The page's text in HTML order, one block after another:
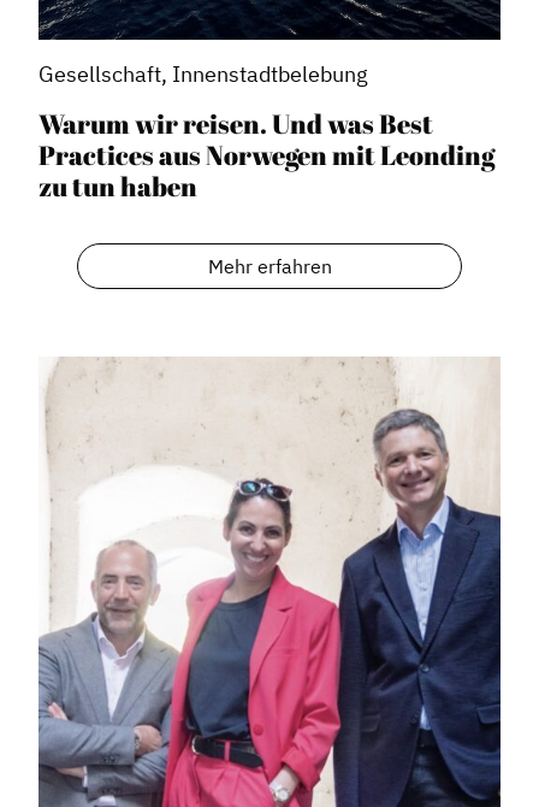
Gesellschaft, Innenstadtbelebung
Warum wir reisen. Und was Best
Practices aus Norwegen mit Leonding
zu tun haben
Mehr erfahren